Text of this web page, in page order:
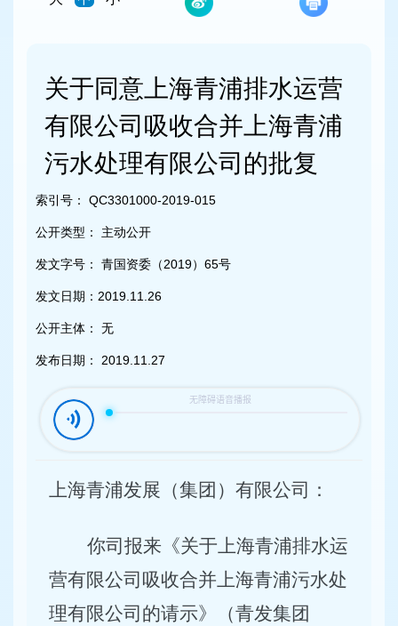
关于同意上海青浦排水运营
有限公司吸收合并上海青浦
污水处理有限公司的批复
索引号： QC3301000-2019-015
公开类型： 主动公开
发文字号： 青国资委（2019）65号
发文日期： 2019.11.26
公开主体： 无
发布日期： 2019.11.27
上海青浦发展（集团）有限公司 ：
你司报来《关于上海青浦排水运
营有限公司吸收合并上海青浦污水处
理有限公司的请示》（青发集团